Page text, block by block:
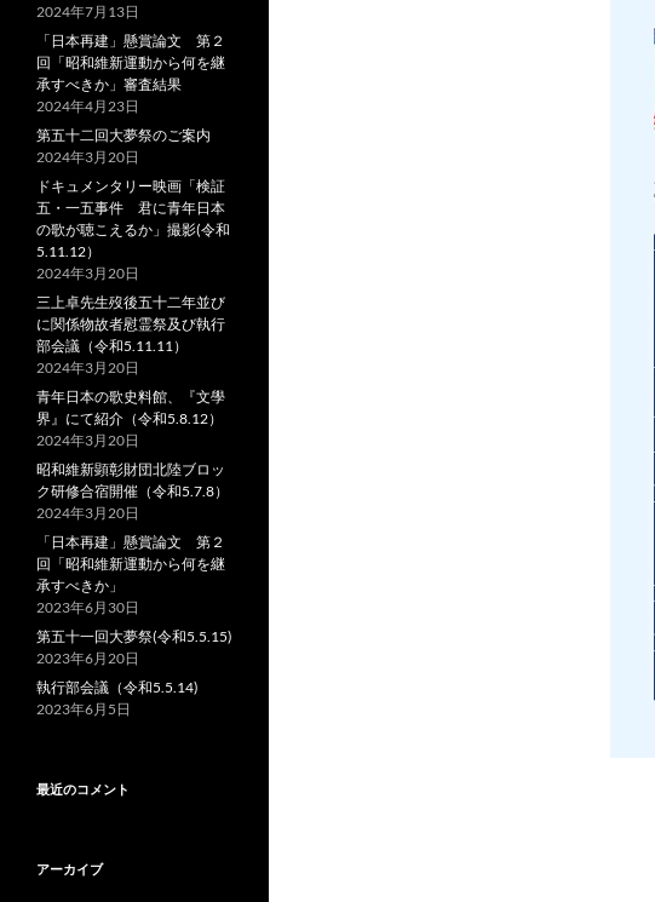
2024年7月13日
「日本再建」懸賞論文 第２
回「昭和維新運動から何を継
承すべきか」審査結果
2024年4月23日
第五十二回大夢祭のご案内
2024年3月20日
ドキュメンタリー映画「検証
五・一五事件 君に青年日本
の歌が聴こえるか」撮影(令和
5.11.12）
2024年3月20日
三上卓先生歿後五十二年並び
に関係物故者慰霊祭及び執行
部会議（令和5.11.11）
2024年3月20日
青年日本の歌史料館、『文學
界』にて紹介（令和5.8.12）
2024年3月20日
昭和維新顕彰財団北陸ブロッ
ク研修合宿開催（令和5.7.8）
2024年3月20日
「日本再建」懸賞論文 第２
回「昭和維新運動から何を継
承すべきか」
2023年6月30日
第五十一回大夢祭(令和5.5.15)
2023年6月20日
執行部会議（令和5.5.14)
2023年6月5日
最近のコメント
アーカイブ